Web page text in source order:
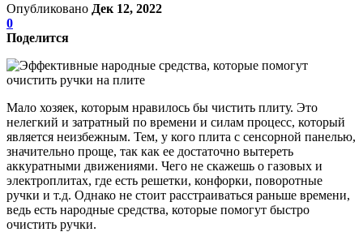
Опубликовано Дек 12, 2022
0
Поделится
Мало хозяек, которым нравилось бы чистить плиту. Это
нелегкий и затратный по времени и силам процесс, который
является неизбежным. Тем, у кого плита с сенсорной панелью,
значительно проще, так как ее достаточно вытереть
аккуратными движениями. Чего не скажешь о газовых и
электроплитах, где есть решетки, конфорки, поворотные
ручки и т.д. Однако не стоит расстраиваться раньше времени,
ведь есть народные средства, которые помогут быстро
очистить ручки.